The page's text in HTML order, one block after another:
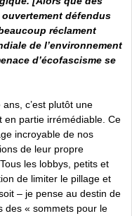
défendus
réclament
de l’environnement
d’écofascisme se
c’est plutôt une
en partie irrémédiable. Ce
incroyable de nos
de leur propre
les lobbys, petits et
de limiter le pillage et
– je pense au destin de
des « sommets pour le